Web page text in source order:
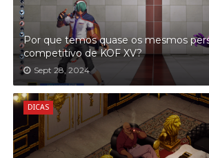
Por que temos quase os mesmos
competitivo de KOF XV?
Sept 28, 2024
DICAS